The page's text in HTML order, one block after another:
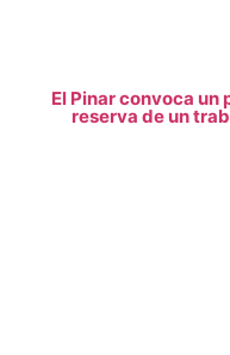
El Pinar convoca un
reserva de un